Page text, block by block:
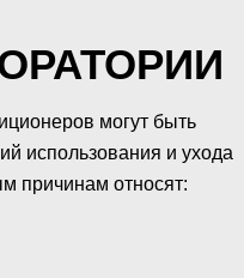
могут быть
использования и ухода
причинам относят: